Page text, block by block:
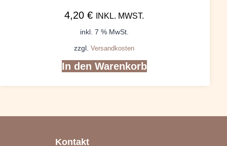
4,20€ INKL. MWST.
inkl. 7 % MwSt.
zzgl.Versandkosten
In den Warenkorb
Kontakt